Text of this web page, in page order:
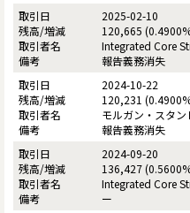
2025-02-10
120,665
Integrated Core
報告義務消失
2024-10-22
120,231
モルガン・スタン
報告義務消失
2024-09-20
136,427
Integrated Core
ー